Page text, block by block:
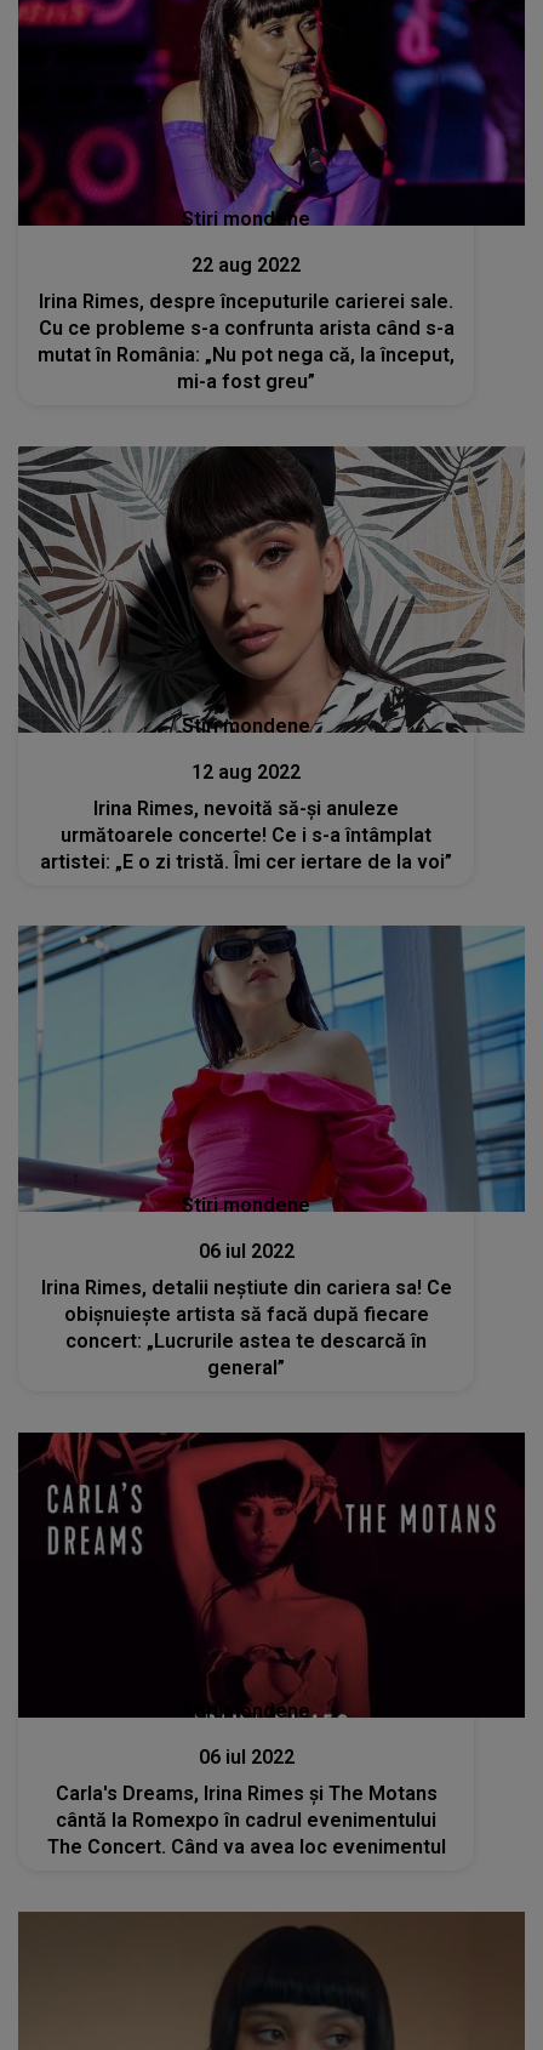
Stiri mondene
22 aug 2022
Irina Rimes, despre începuturile carierei sale.
Cu ce probleme s-a confrunta arista când s-a
mutat în România: „Nu pot nega că, la început,
mi-a fost greu”
Stiri mondene
12 aug 2022
Irina Rimes, nevoită să-și anuleze
următoarele concerte! Ce i s-a întâmplat
artistei: „E o zi tristă. Îmi cer iertare de la voi”
Stiri mondene
06 iul 2022
Irina Rimes, detalii neștiute din cariera sa! Ce
obișnuiește artista să facă după fiecare
concert: „Lucrurile astea te descarcă în
general”
Stiri mondene
06 iul 2022
Carla's Dreams, Irina Rimes și The Motans
cântă la Romexpo în cadrul evenimentului
The Concert. Când va avea loc evenimentul